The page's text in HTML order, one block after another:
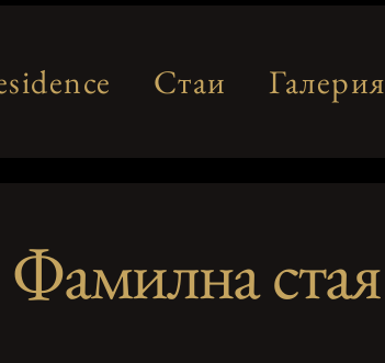
Стаи Галерия
Фамилна стая